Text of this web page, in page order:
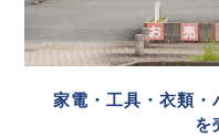
家電・工具・衣類・
を